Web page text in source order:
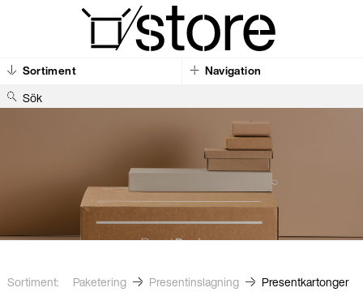
Sortiment Navigation
Sök
Sortiment: Paketering Present­inslagning
Present­kartonger